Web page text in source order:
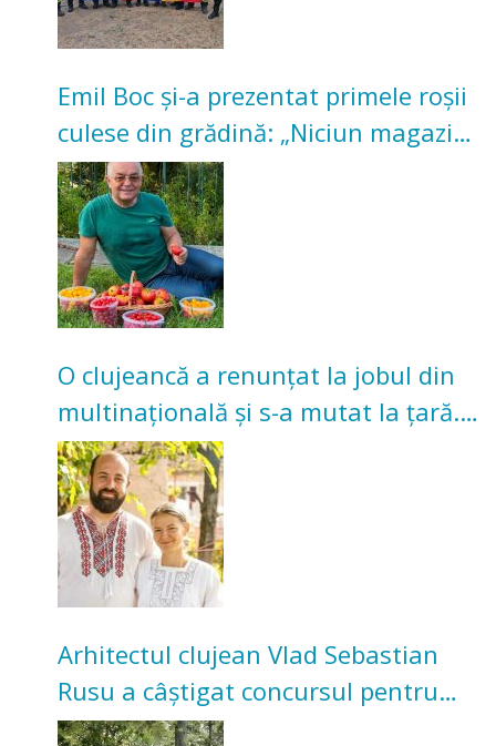
Emil Boc și-a prezentat primele roșii
culese din grădină: „Niciun magazin
nu poate oferi această satisfacție”
O clujeancă a renunțat la jobul din
multinațională și s-a mutat la țară.
Acum cultivă legume în grădina
bunicilor
Arhitectul clujean Vlad Sebastian
Rusu a câștigat concursul pentru
transformarea Grădinii Casei